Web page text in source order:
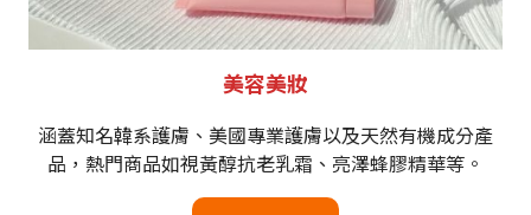
美容美妝
涵蓋知名韓系護膚、美國專業護膚以及天然有機成分產
品，熱門商品如視黃醇抗老乳霜、亮澤蜂膠精華等。